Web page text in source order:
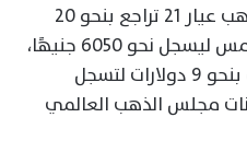
الاقتصادية»، إن سعر جرام الذهب عيار 21 تراجع بنحو 20
جنيهًا مقارنة بختام تعاملات أمس ليسجل نحو 6050 جنيهًا،
فيما ارتفعت الأوقية العالمية بنحو 9 دولارات لتسجل
بيانات مجلس الذهب العالمي